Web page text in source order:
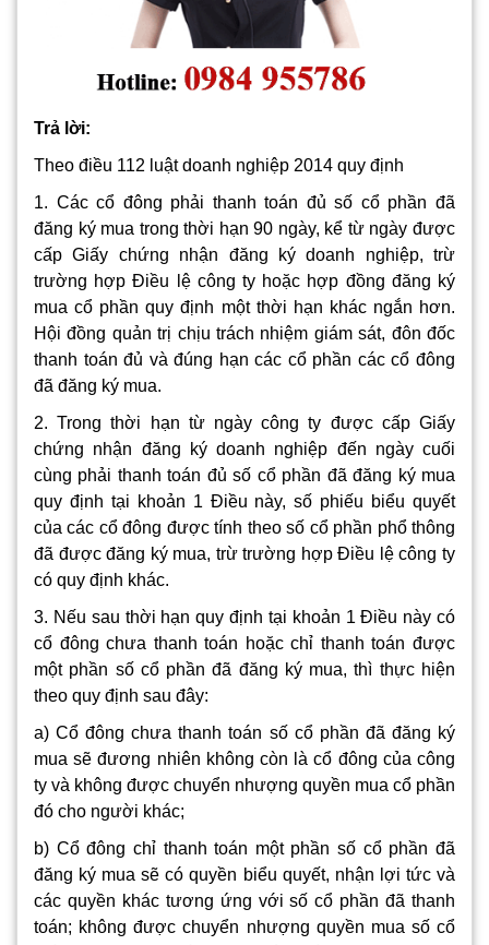
Trả lời:
Theo điều 112 luật doanh nghiệp 2014 quy định
1. Các cổ đông phải thanh toán đủ số cổ phần đã
đăng ký mua trong thời hạn 90 ngày, kể từ ngày được
cấp Giấy chứng nhận đăng ký doanh nghiệp, trừ
trường hợp Điều lệ công ty hoặc hợp đồng đăng ký
mua cổ phần quy định một thời hạn khác ngắn hơn.
Hội đồng quản trị chịu trách nhiệm giám sát, đôn đốc
thanh toán đủ và đúng hạn các cổ phần các cổ đông
đã đăng ký mua.
2. Trong thời hạn từ ngày công ty được cấp Giấy
chứng nhận đăng ký doanh nghiệp đến ngày cuối
cùng phải thanh toán đủ số cổ phần đã đăng ký mua
quy định tại khoản 1 Điều này, số phiếu biểu quyết
của các cổ đông được tính theo số cổ phần phổ thông
đã được đăng ký mua, trừ trường hợp Điều lệ công ty
có quy định khác.
3. Nếu sau thời hạn quy định tại khoản 1 Điều này có
cổ đông chưa thanh toán hoặc chỉ thanh toán được
một phần số cổ phần đã đăng ký mua, thì thực hiện
theo quy định sau đây:
a) Cổ đông chưa thanh toán số cổ phần đã đăng ký
mua sẽ đương nhiên không còn là cổ đông của công
ty và không được chuyển nhượng quyền mua cổ phần
đó cho người khác;
b) Cổ đông chỉ thanh toán một phần số cổ phần đã
đăng ký mua sẽ có quyền biểu quyết, nhận lợi tức và
các quyền khác tương ứng với số cổ phần đã thanh
toán; không được chuyển nhượng quyền mua số cổ